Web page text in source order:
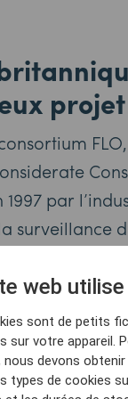
par
surveillance
la durée
Station ,
web
sont de petits
sur votre appareil.
nous devons
types de cookies